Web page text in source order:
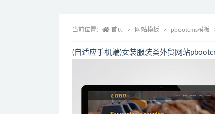
当前位置： 首页 网站模板 pbootcms模板
(自适应手机端)女装服装类外贸网站